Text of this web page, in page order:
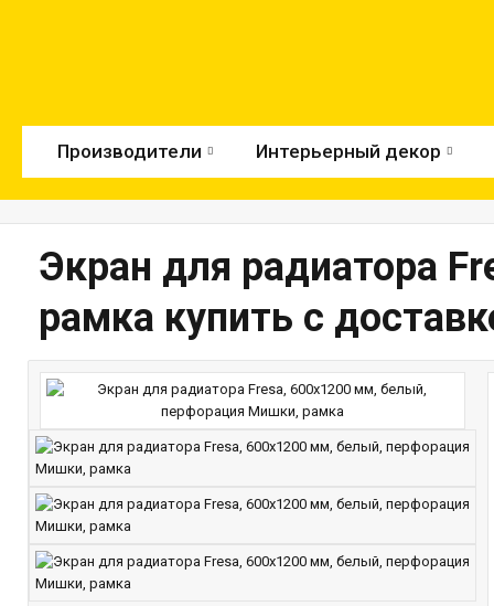
Производители Интерьерный декор
Экран для радиатора
рамка купить с